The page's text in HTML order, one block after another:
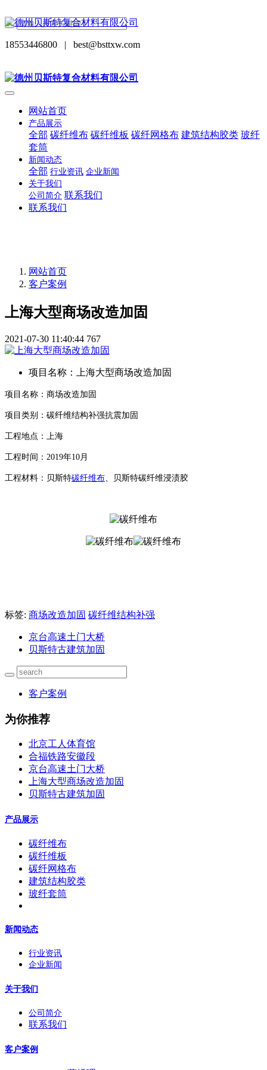
18553446800 | best@bsttxw.com
网站首页
产品展示
全部 碳纤维布 碳纤维板 碳纤网格布 建筑结构胶类 玻纤
套筒
新闻动态
全部 行业资讯 企业新闻
关于我们
公司简介 联系我们
联系我们
网站首页
客户案例
上海大型商场改造加固
2021-07-30 11:40:44 767
项目名称 ： 上海大型商场改造加固
项目名称：商场改造加固
项目类别：碳纤维结构补强抗震加固
工程地点：上海
工程时间： 2019年10月
工程材料：贝斯特碳纤维布 、贝斯特碳纤维浸渍胶
标签: 商场改造加固 碳纤维结构补强
京台高速土门大桥
贝斯特古建筑加固
客户案例
为你推荐
北京工人体育馆
合福铁路安徽段
京台高速土门大桥
上海大型商场改造加固
贝斯特古建筑加固
产品展示
碳纤维布
碳纤维板
碳纤网格布
建筑结构胶类
玻纤套筒
新闻动态
行业资讯
企业新闻
关于我们
公司简介
联系我们
客户案例